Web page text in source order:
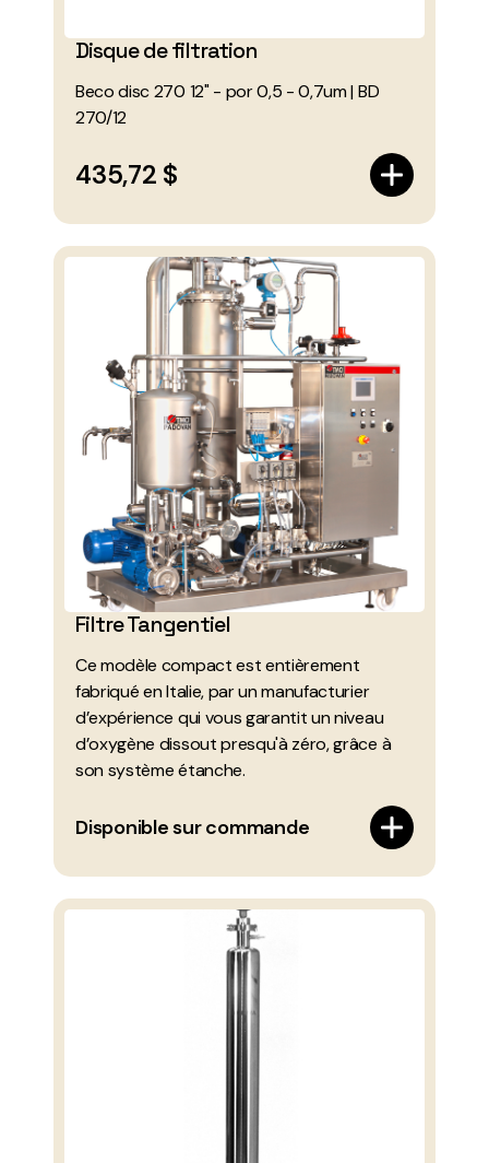
Disque de filtration
Beco disc 270 12" - por 0,5 - 0,7um | BD
270/12
435,72 $
Filtre Tangentiel
Ce modèle compact est entièrement
fabriqué en Italie, par un manufacturier
d’expérience qui vous garantit un niveau
d’oxygène dissout presqu'à zéro, grâce à
son système étanche.
Disponible sur commande